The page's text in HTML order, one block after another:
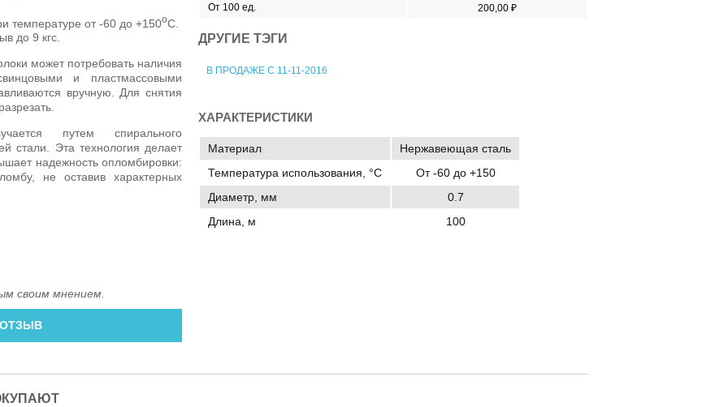
От 100 ед.
200,00 ₽
ДРУГИЕ ТЭГИ
В ПРОДАЖЕ С 11-11-2016
температуре от -60 до +150оС.
до 9 кгс.
может потребовать наличия
и пластмассовыми
вручную. Для снятия
путем спирального
стали. Эта технология делает
надежность опломбировки:
не оставив характерных
ХАРАКТЕРИСТИКИ
Материал
Нержавеющая сталь
Температура использования, °C
От -60 до +150
Диаметр, мм
0.7
Длина, м
100
своим мнением.